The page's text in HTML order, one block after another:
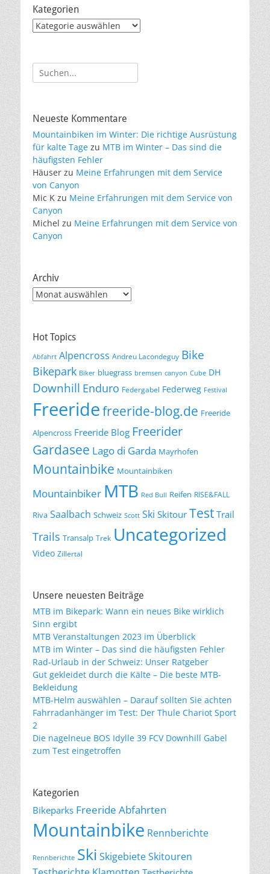
Kategorien
Kategorien
Suche
nach:
Neueste Kommentare
Mountainbiken im Winter: Die richtige Ausrüstung
für kalte Tage zu MTB im Winter – Das sind die
häufigsten Fehler
Häuser zu Meine Erfahrungen mit dem Service
von Canyon
Mic K zu Meine Erfahrungen mit dem Service von
Canyon
Michel zu Meine Erfahrungen mit dem Service von
Canyon
Archiv
Archiv
Hot Topics
Abfahrt Alpencross Andreu Lacondeguy Bike
Bikepark Biker bluegrass bremsen canyon Cube DH
Downhill Enduro Federgabel Federweg Festival
Freeridefreeride-blog.de Freeride
Alpencross Freeride Blog Freerider
Gardasee Lago di Garda Mayrhofen
Mountainbike Mountainbiken
Mountainbiker MTB Red Bull Reifen RISE&FALL
Riva Saalbach Schweiz Scott Ski Skitour Test Trail
Trails Transalp Trek Uncategorized
Video Zillertal
Unsere neuesten Beiträge
MTB im Bikepark: Wann ein neues Bike wirklich
Sinn ergibt
MTB Veranstaltungen 2023 im Überblick
MTB im Winter – Das sind die häufigsten Fehler
Rad-Urlaub in der Schweiz: Unser Ratgeber
Gut gekleidet durch die Kälte – Die beste MTB-
Bekleidung
MTB-Helm auswählen – Darauf sollten Sie achten
Fahrradanhänger im Test: Der Thule Chariot Sport
2
Die nagelneue BOS Idylle 39 FCV Downhill Gabel
zum Test eingetroffen
Kategorien
Bikeparks Freeride Abfahrten
Mountainbike Rennberichte
Rennberichte Ski SkigebieteSkitouren